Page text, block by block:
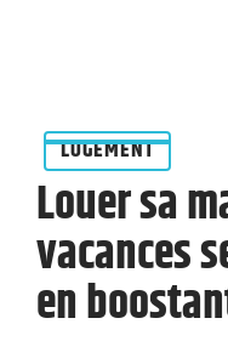
LOGEMENT
Louer sa
vacances
en